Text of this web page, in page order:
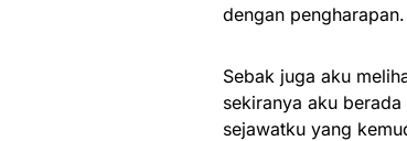
dengan pengharapan.
Sebak juga aku
sekiranya aku
sejawatku yang